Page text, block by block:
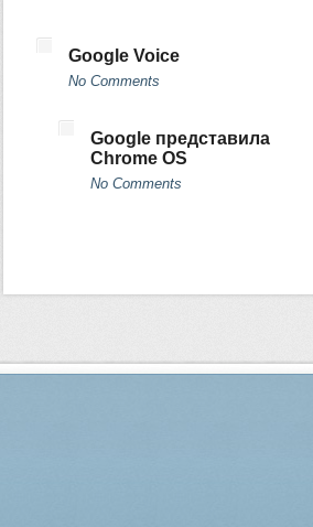
Google Voice
No Comments
Google представила
Chrome OS
No Comments